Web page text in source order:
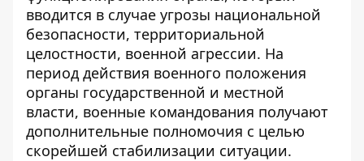
вводится в случае угрозы национальной
безопасности, территориальной
целостности, военной агрессии. На
период действия военного положения
органы государственной и местной
власти, военные командования получают
дополнительные полномочия с целью
скорейшей стабилизации ситуации.